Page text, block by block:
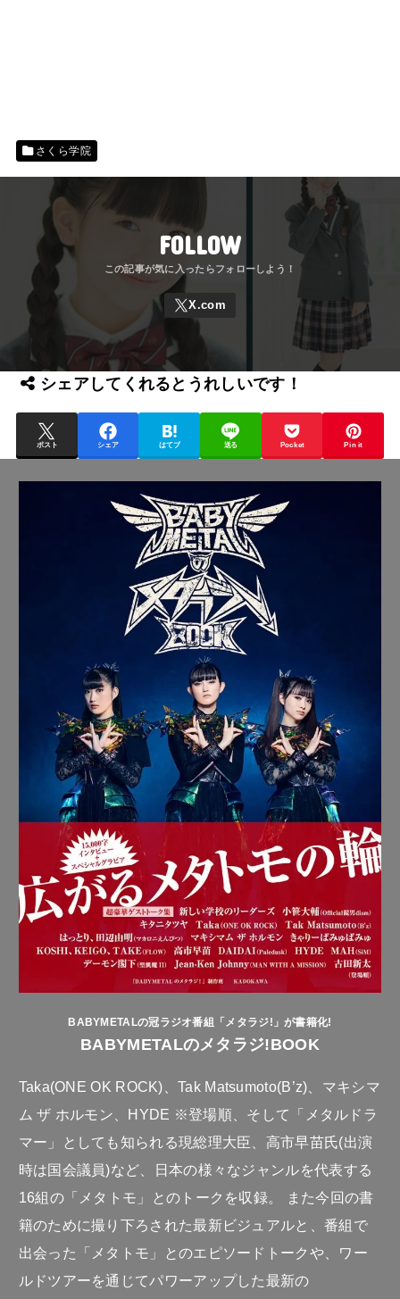
さくら学院
FOLLOW
シェアしてくれるとうれしいです！
ポスト シェア はてブ 送る Pocket Pin it
BABYMETALの冠ラジオ番組「メタラジ!」が書籍化!
BABYMETALのメタラジ!BOOK
Taka(ONE OK ROCK)、Tak Matsumoto(B’z)、マキシマ
ム ザ ホルモン、HYDE ※登場順、そして「メタルドラ
マー」としても知られる現総理大臣、高市早苗氏(出演
時は国会議員)など、日本の様々なジャンルを代表する
16組の「メタトモ」とのトークを収録。 また今回の書
籍のために撮り下ろされた最新ビジュアルと、番組で
出会った「メタトモ」とのエピソードトークや、ワー
ルドツアーを通じてパワーアップした最新の